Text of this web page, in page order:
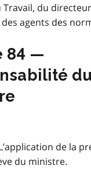
du
agents des
84 —
du
de la
du ministre.